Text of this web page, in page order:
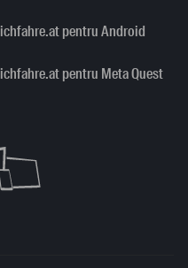
ichfahre.at pentru Android
ichfahre.at pentru Meta Quest